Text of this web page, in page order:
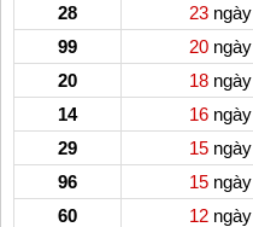
28
23 ngày
99
20 ngày
20
18 ngày
14
16 ngày
29
15 ngày
96
15 ngày
60
12 ngày